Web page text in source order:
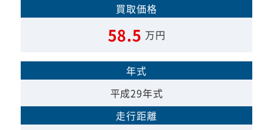
買取価格
58.5 万円
年式
平成29年式
走行距離